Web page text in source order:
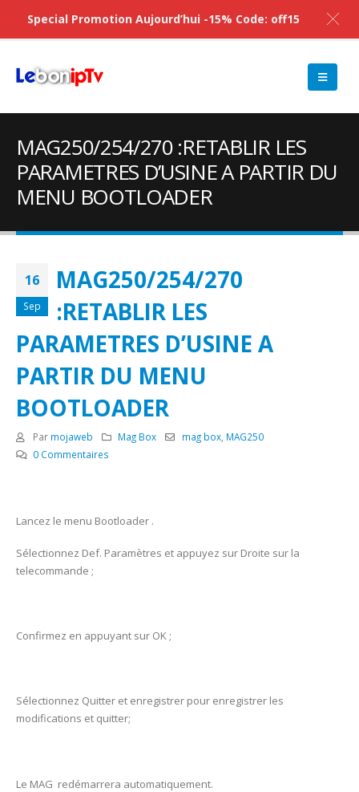
MAG250/254/270 :RETABLIR LES
PARAMETRES D’USINE A PARTIR DU
MENU BOOTLOADER
16
Sep
MAG250/254/270
:RETABLIR LES
PARAMETRES D’USINE A
PARTIR DU MENU
BOOTLOADER
Par mojaweb Mag Box mag box MAG250
0 Commentaires
Lancez le menu Bootloader .
Sélectionnez Def. Paramètres et appuyez sur Droite sur la
telecommande ;
Confirmez en appuyant sur OK ;
Sélectionnez Quitter et enregistrer pour enregistrer les
modifications et quitter;
Le MAG redémarrera automatiquement.
Special Promotion Aujourd’hui -15% Code: off15